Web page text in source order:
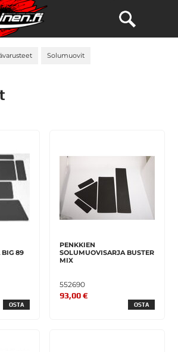
Solumuovit
BIG 89
OSTA
PENKKIEN
SOLUMUOVISARJA BUSTER
MIX
552690
93,00 €
OSTA